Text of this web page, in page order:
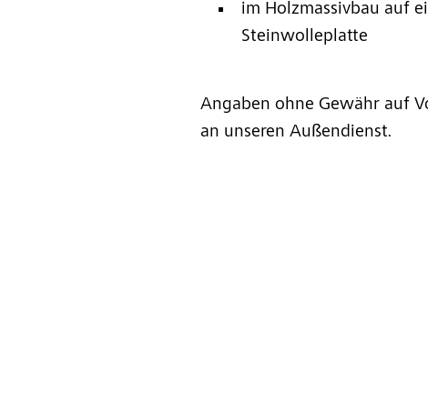
im Holzmassivbau auf
Steinwolleplatte
Angaben ohne Gewähr auf
an unseren Außendienst.